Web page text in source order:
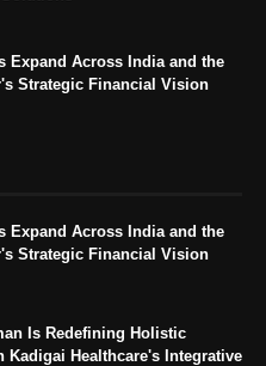
Expand Across India and the
Strategic Financial Vision
Expand Across India and the
Strategic Financial Vision
Is Redefining Holistic
Kadigai Healthcare's Integrative